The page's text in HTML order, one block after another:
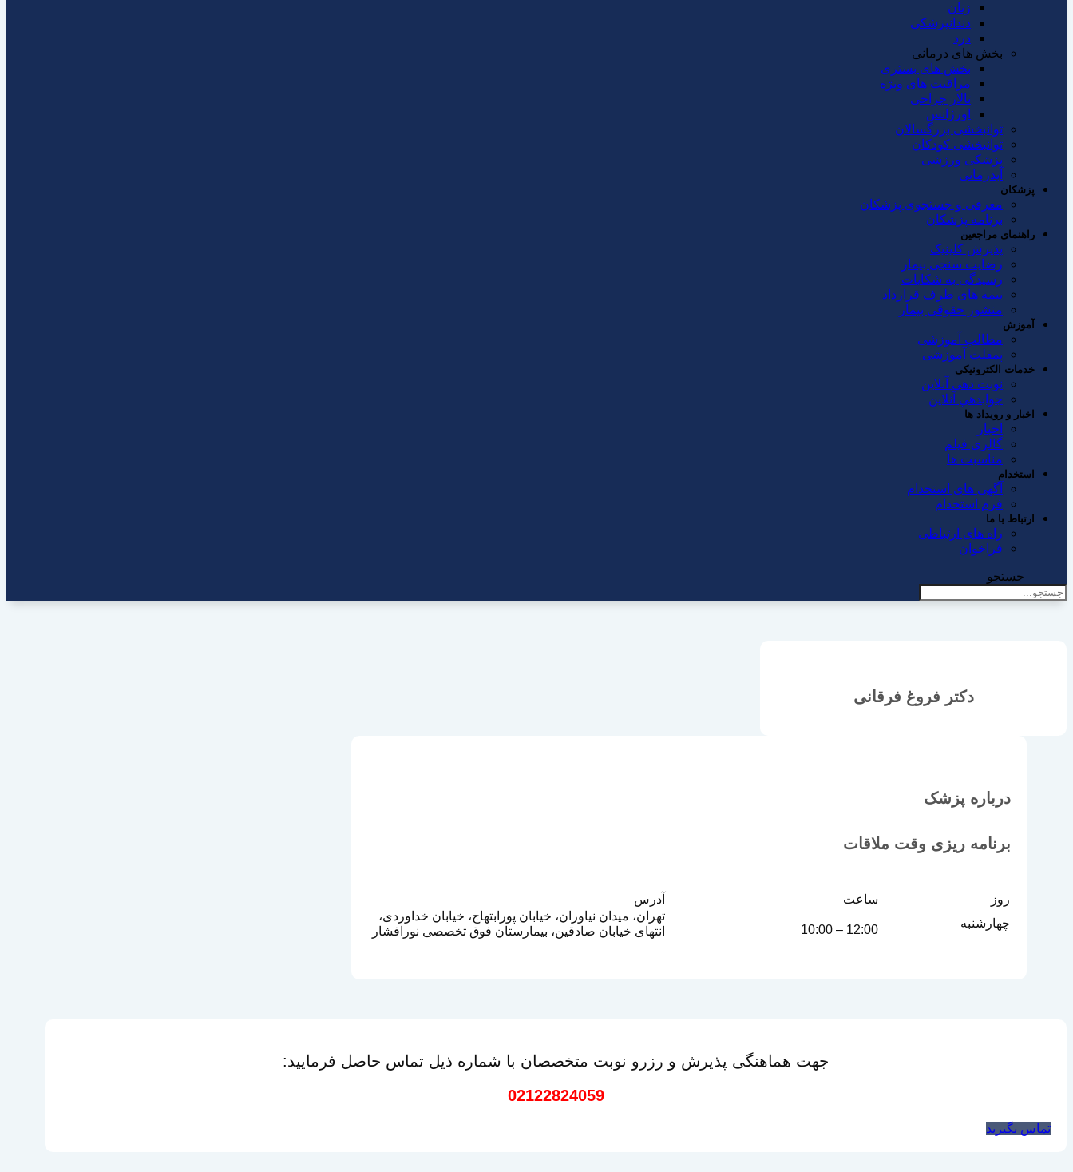
زنان
دندانپزشکی
درد
بخش های درمانی
بخش های بستری
مراقبت های ویژه
تالار جراحی
اورژانس
توانبخشی بزرگسالان
توانبخشی کودکان
پزشکی ورزشی
آبدرمانی
پزشکان
معرفی و جستجوی پزشکان
برنامه پزشکان
راهنمای مراجعین
پذیرش کلینیک
رضایت سنجی بیمار
رسیدگی به شکایات
بیمه های طرف قرارداد
منشور حقوقی بیمار
آموزش
مطالب آموزشی
پمفلت آموزشی
خدمات الکترونیکی
نوبت دهی آنلاین
جوابدهي آنلاين
اخبار و رویداد ها
اخبار
گالری فیلم
مناسبت ها
استخدام
آگهی های استخدام
فرم استخدام
ارتباط با ما
راه های ارتباطی
فراخوان
جستجو
دکتر فروغ فرقانی
درباره پزشک
برنامه ریزی وقت ملاقات
روز ساعت
آدرس
چهارشنبه
12:00 – 10:00
تهران، میدان نیاوران، خیابان پورابتهاج، خیابان خداوردی،
انتهای خیابان صادقین، بیمارستان فوق تخصصی نورافشار
جهت هماهنگی پذیرش و رزرو نوبت متخصصان با شماره ذیل تماس حاصل فرمایید:
02122824059
تماس بگیرید